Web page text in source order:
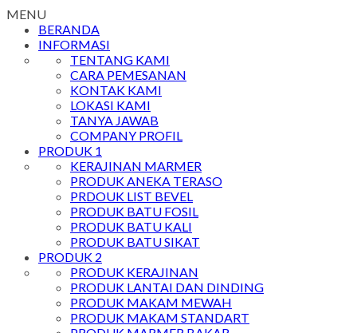
MENU
BERANDA
INFORMASI
TENTANG KAMI
CARA PEMESANAN
KONTAK KAMI
LOKASI KAMI
TANYA JAWAB
COMPANY PROFIL
PRODUK 1
KERAJINAN MARMER
PRODUK ANEKA TERASO
PRDOUK LIST BEVEL
PRODUK BATU FOSIL
PRODUK BATU KALI
PRODUK BATU SIKAT
PRODUK 2
PRODUK KERAJINAN
PRODUK LANTAI DAN DINDING
PRODUK MAKAM MEWAH
PRODUK MAKAM STANDART